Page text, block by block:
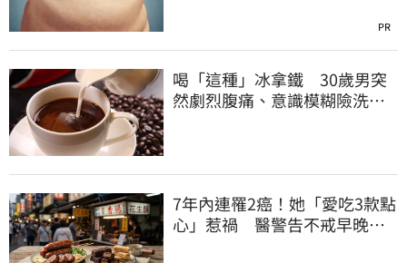
PR
喝「這種」冰拿鐵 30歲男突
然劇烈腹痛、意識模糊險洗
7年內連罹2癌！她「愛吃3款點
心」惹禍 醫警告不戒早晚有